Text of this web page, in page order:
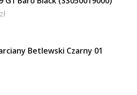
zł
Betlewski Czarny 01